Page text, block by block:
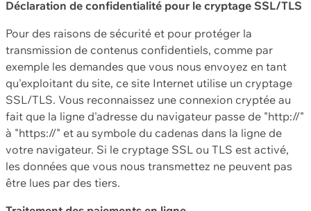
Déclaration de confidentialité pour le cryptage SSL/TLS
Pour des raisons de sécurité et pour protéger la
transmission de contenus confidentiels, comme par
exemple les demandes que vous nous envoyez en tant
qu'exploitant du site, ce site Internet utilise un cryptage
SSL/TLS. Vous reconnaissez une connexion cryptée au
fait que la ligne d'adresse du navigateur passe de "http://"
à "https://" et au symbole du cadenas dans la ligne de
votre navigateur. Si le cryptage SSL ou TLS est activé,
les données que vous nous transmettez ne peuvent pas
être lues par des tiers.